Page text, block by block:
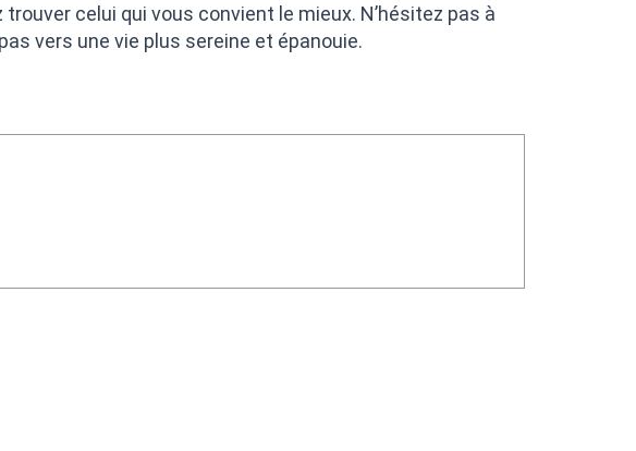
celui qui vous convient le mieux. N’hésitez pas à
vers une vie plus sereine et épanouie.